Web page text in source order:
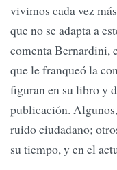
vivimos cada vez
que no se adapta a
comenta Bernardini,
que le franqueó la
figuran en su libro y
publicación.
ruido ciudadano;
su tiempo, y en el